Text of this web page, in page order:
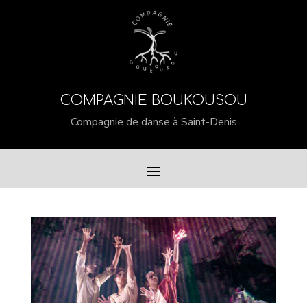
COMPAGNIE BOUKOUSOU
Compagnie de danse à Saint-Denis